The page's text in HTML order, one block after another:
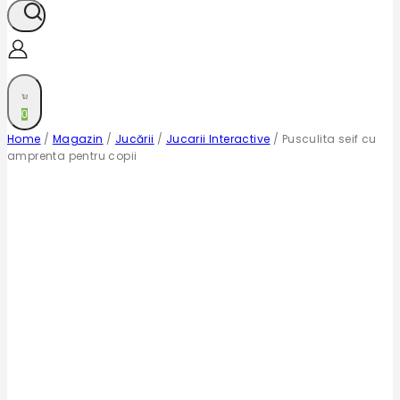
0
Home / Magazin / Jucării / Jucarii Interactive / Pusculita seif cu
amprenta pentru copii